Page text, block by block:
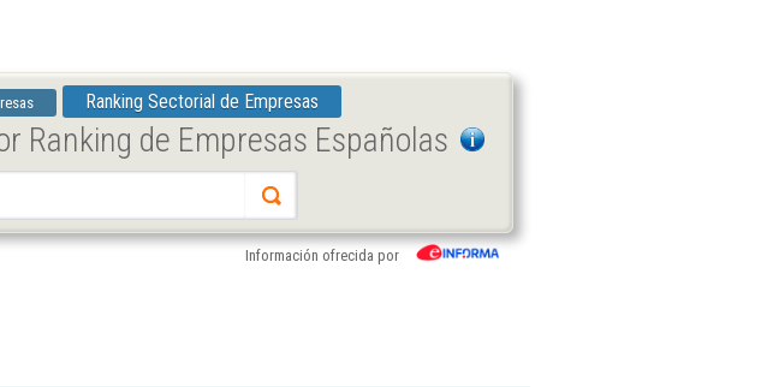
Ranking Sectorial de Empresas
Ranking de Empresas Españolas
Información ofrecida por